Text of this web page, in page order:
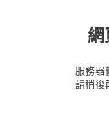
網
服務器
請稍後